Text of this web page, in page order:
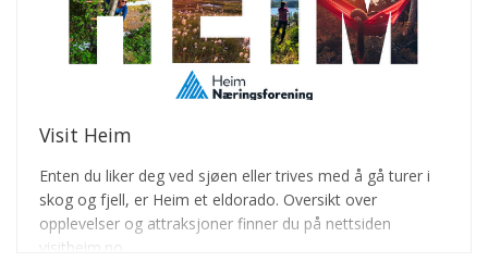
Visit Heim
Enten du liker deg ved sjøen eller trives med å gå turer i
skog og fjell, er Heim et eldorado. Oversikt over
opplevelser og attraksjoner finner du på nettsiden
visitheim.no